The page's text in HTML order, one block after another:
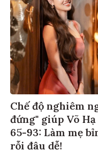
Chế độ nghiêm
đứng" giúp Võ
65-93: Làm mẹ
rỗi đâu dễ!